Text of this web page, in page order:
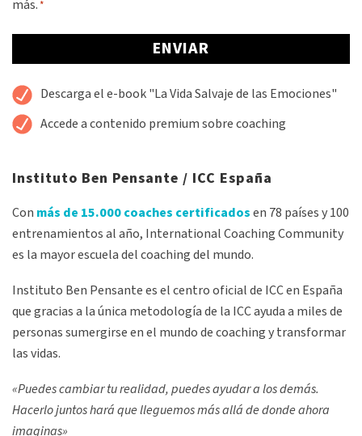
*
más.*
Alternative:
Descarga el e-book "La Vida Salvaje de las Emociones"
Accede a contenido premium sobre coaching
Instituto Ben Pensante / ICC España
Con más de 15.000 coaches certificadosen 78 países y 100
entrenamientos al año, International Coaching Community
es la mayor escuela del coaching del mundo.
Instituto Ben Pensante es el centro oficial de ICC en España
que gracias a la única metodología de la ICC ayuda a miles de
personas sumergirse en el mundo de coaching y transformar
las vidas.
«Puedes cambiar tu realidad, puedes ayudar a los demás.
Hacerlo juntos hará que lleguemos más allá de donde ahora
imaginas»